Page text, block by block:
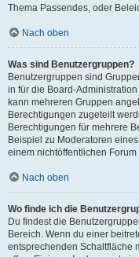
Thema Passendes, oder
Nach oben
Was sind Benutzergruppen?
Benutzergruppen sind
in für die Board-
kann mehreren Gruppen
Berechtigungen zugeteilt
Berechtigungen für mehrere
Beispiel zu Moderatoren
einem nichtöffentlichen
Nach oben
Wo finde ich die
Du findest die
Bereich. Wenn du einer
entsprechenden Schaltfläche